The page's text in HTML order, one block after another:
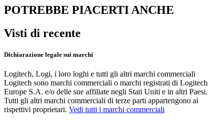
POTREBBE PIACERTI ANCHE
Visti di recente
Dichiarazione legale sui marchi
Logitech, Logi, i loro loghi e tutti gli altri marchi commerciali
Logitech sono marchi commerciali o marchi registrati di Logitech
Europe S.A. e/o delle sue affiliate negli Stati Uniti e in altri Paesi.
Tutti gli altri marchi commerciali di terze parti appartengono ai
rispettivi proprietari. Vedi tutti i marchi commerciali